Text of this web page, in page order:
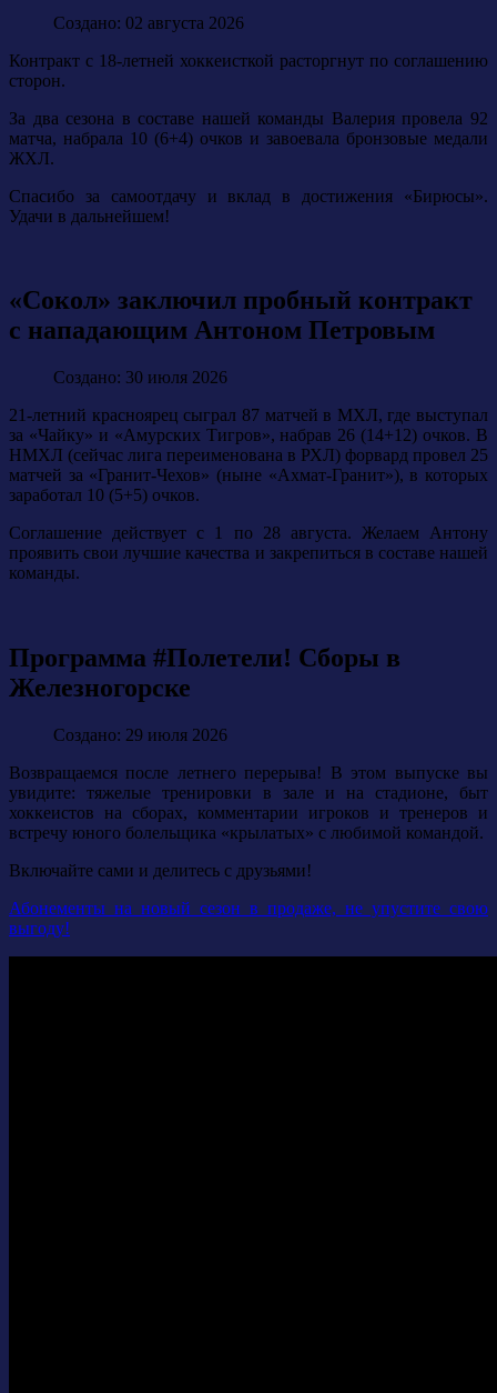
Создано: 02 августа 2026
Контракт с 18-летней хоккеисткой расторгнут по соглашению
сторон.
За два сезона в составе нашей команды Валерия провела 92
матча, набрала 10 (6+4) очков и завоевала бронзовые медали
ЖХЛ.
Спасибо за самоотдачу и вклад в достижения «Бирюсы».
Удачи в дальнейшем!
«Сокол» заключил пробный контракт
с нападающим Антоном Петровым
Создано: 30 июля 2026
21-летний красноярец сыграл 87 матчей в МХЛ, где выступал
за «Чайку» и «Амурских Тигров», набрав 26 (14+12) очков. В
НМХЛ (сейчас лига переименована в РХЛ) форвард провел 25
матчей за «Гранит-Чехов» (ныне «Ахмат-Гранит»), в которых
заработал 10 (5+5) очков.
Соглашение действует с 1 по 28 августа. Желаем Антону
проявить свои лучшие качества и закрепиться в составе нашей
команды.
Программа #Полетели! Сборы в
Железногорске
Создано: 29 июля 2026
Возвращаемся после летнего перерыва! В этом выпуске вы
увидите: тяжелые тренировки в зале и на стадионе, быт
хоккеистов на сборах, комментарии игроков и тренеров и
встречу юного болельщика «крылатых» с любимой командой.
Включайте сами и делитесь с друзьями!
Абонементы на новый сезон в продаже, не упустите свою
выгоду!